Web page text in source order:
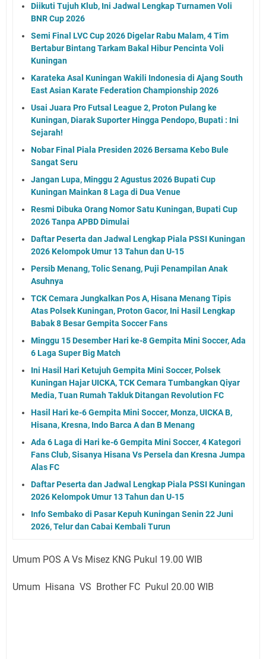
Diikuti Tujuh Klub, Ini Jadwal Lengkap Turnamen Voli
BNR Cup 2026
Semi Final LVC Cup 2026 Digelar Rabu Malam, 4 Tim
Bertabur Bintang Tarkam Bakal Hibur Pencinta Voli
Kuningan
Karateka Asal Kuningan Wakili Indonesia di Ajang South
East Asian Karate Federation Championship 2026
Usai Juara Pro Futsal League 2, Proton Pulang ke
Kuningan, Diarak Suporter Hingga Pendopo, Bupati : Ini
Sejarah!
Nobar Final Piala Presiden 2026 Bersama Kebo Bule
Sangat Seru
Jangan Lupa, Minggu 2 Agustus 2026 Bupati Cup
Kuningan Mainkan 8 Laga di Dua Venue
Resmi Dibuka Orang Nomor Satu Kuningan, Bupati Cup
2026 Tanpa APBD Dimulai
Daftar Peserta dan Jadwal Lengkap Piala PSSI Kuningan
2026 Kelompok Umur 13 Tahun dan U-15
Persib Menang, Tolic Senang, Puji Penampilan Anak
Asuhnya
TCK Cemara Jungkalkan Pos A, Hisana Menang Tipis
Atas Polsek Kuningan, Proton Gacor, Ini Hasil Lengkap
Babak 8 Besar Gempita Soccer Fans
Minggu 15 Desember Hari ke-8 Gempita Mini Soccer, Ada
6 Laga Super Big Match
Ini Hasil Hari Ketujuh Gempita Mini Soccer, Polsek
Kuningan Hajar UICKA, TCK Cemara Tumbangkan Qiyar
Media, Tuan Rumah Takluk Ditangan Revolution FC
Hasil Hari ke-6 Gempita Mini Soccer, Monza, UICKA B,
Hisana, Kresna, Indo Barca A dan B Menang
Ada 6 Laga di Hari ke-6 Gempita Mini Soccer, 4 Kategori
Fans Club, Sisanya Hisana Vs Persela dan Kresna Jumpa
Alas FC
Daftar Peserta dan Jadwal Lengkap Piala PSSI Kuningan
2026 Kelompok Umur 13 Tahun dan U-15
Info Sembako di Pasar Kepuh Kuningan Senin 22 Juni
2026, Telur dan Cabai Kembali Turun
Umum POS A Vs Misez KNG Pukul 19.00 WIB
Umum Hisana VS Brother FC Pukul 20.00 WIB